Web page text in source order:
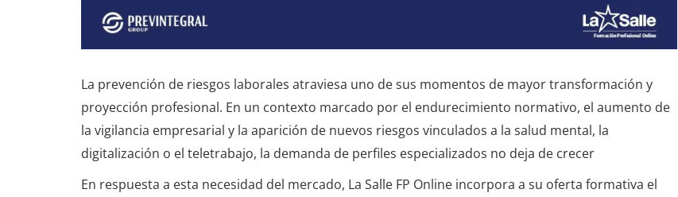
La prevención de riesgos laborales atraviesa uno de sus momentos de mayor transformación y
proyección profesional. En un contexto marcado por el endurecimiento normativo, el aumento de
la vigilancia empresarial y la aparición de nuevos riesgos vinculados a la salud mental, la
digitalización o el teletrabajo, la demanda de perfiles especializados no deja de crecer
En respuesta a esta necesidad del mercado, La Salle FP Online incorpora a su oferta formativa el